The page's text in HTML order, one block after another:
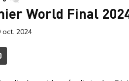
World Final
oct. 2024
ACCÉDER AUX
COMMENTAIRES